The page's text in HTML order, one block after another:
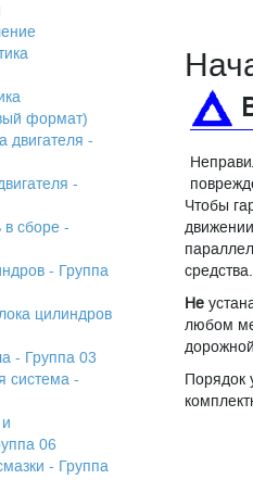
формат)
двигателя -
-
в сборе -
- Группа
цилиндров
- Группа 03
система -
06
- Группа
Чтобы
средства.
Не
любом
Порядок